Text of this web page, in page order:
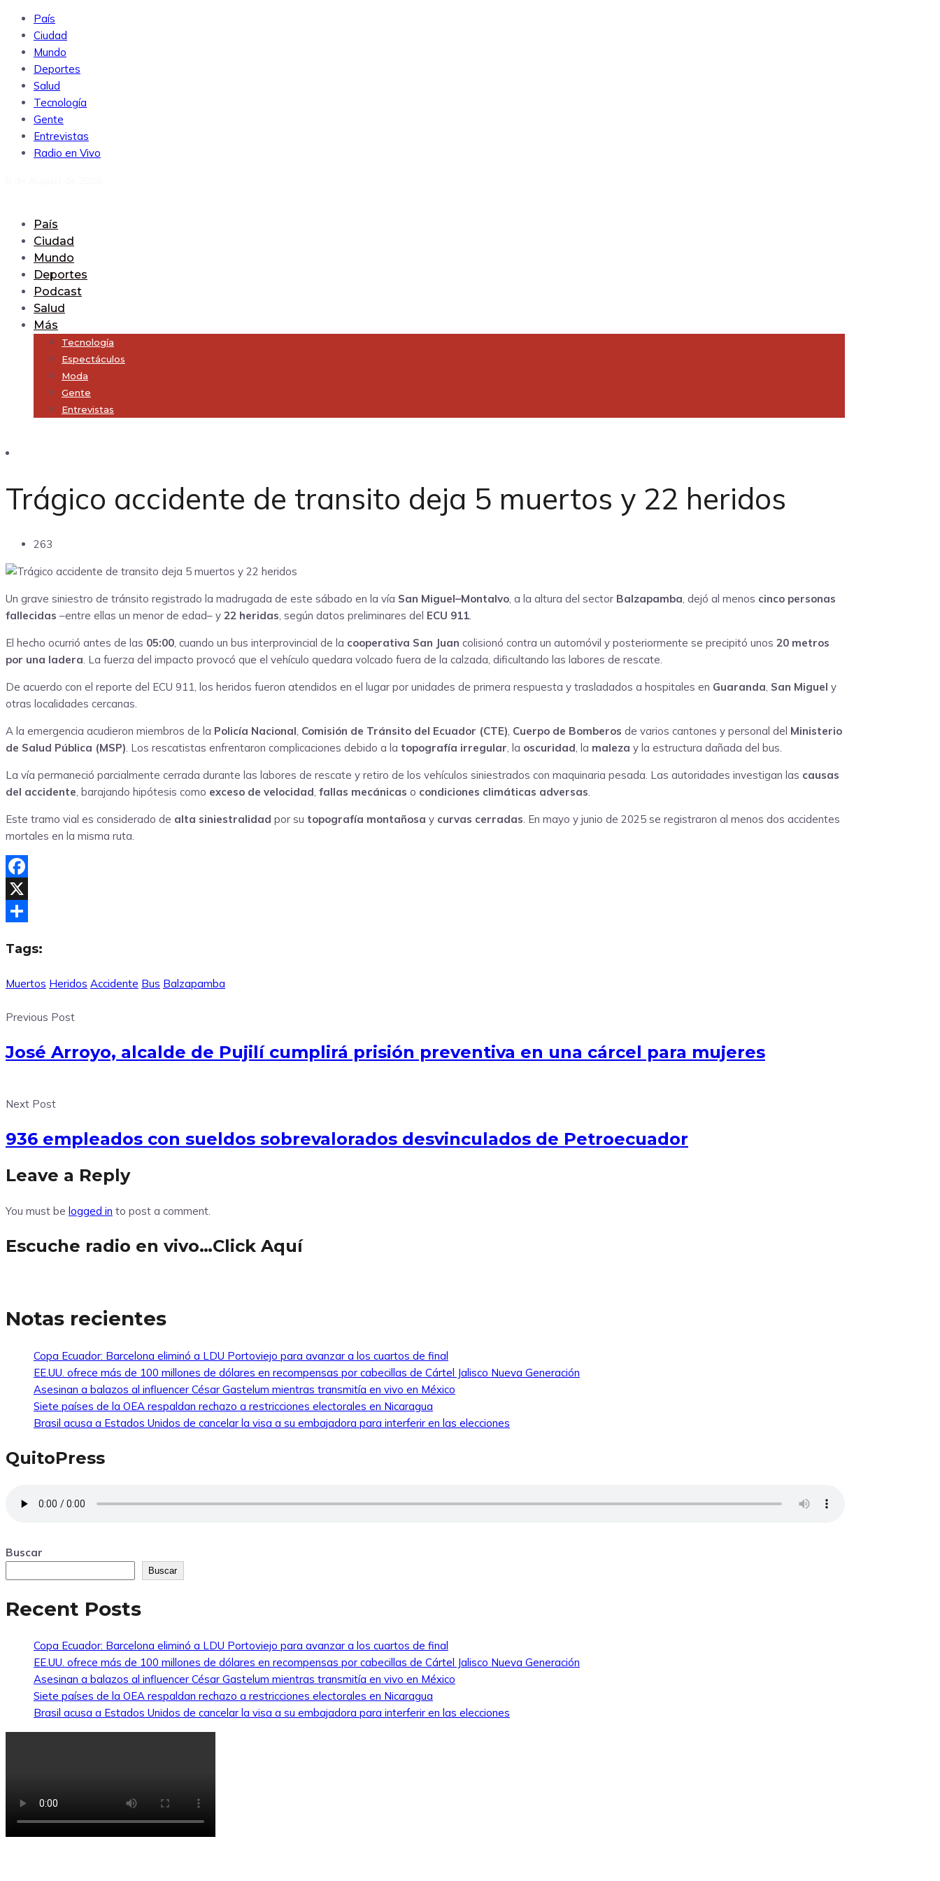
País
Ciudad
Mundo
Deportes
Salud
Tecnología
Gente
Entrevistas
Radio en Vivo
País
Ciudad
Mundo
Deportes
Podcast
Salud
Más
Tecnología
Espectáculos
Moda
Gente
Entrevistas
Trágico accidente de transito deja 5 muertos y 22 heridos
263
Un grave siniestro de tránsito registrado la madrugada de este sábado en la vía San Miguel–Montalvo, a la altura del sector Balzapamba, dejó al menos cinco personas
fallecidas –entre ellas un menor de edad– y 22 heridas, según datos preliminares del ECU 911.
El hecho ocurrió antes de las 05:00, cuando un bus interprovincial de la cooperativa San Juan colisionó contra un automóvil y posteriormente se precipitó unos 20 metros
por una ladera. La fuerza del impacto provocó que el vehículo quedara volcado fuera de la calzada, dificultando las labores de rescate.
De acuerdo con el reporte del ECU 911, los heridos fueron atendidos en el lugar por unidades de primera respuesta y trasladados a hospitales en Guaranda, San Miguel y
otras localidades cercanas.
A la emergencia acudieron miembros de la Policía Nacional, Comisión de Tránsito del Ecuador (CTE), Cuerpo de Bomberos de varios cantones y personal del Ministerio
de Salud Pública (MSP). Los rescatistas enfrentaron complicaciones debido a la topografía irregular, la oscuridad, la maleza y la estructura dañada del bus.
La vía permaneció parcialmente cerrada durante las labores de rescate y retiro de los vehículos siniestrados con maquinaria pesada. Las autoridades investigan las causas
del accidente, barajando hipótesis como exceso de velocidad, fallas mecánicas o condiciones climáticas adversas.
Este tramo vial es considerado de alta siniestralidad por su topografía montañosa y curvas cerradas. En mayo y junio de 2025 se registraron al menos dos accidentes
mortales en la misma ruta.
Facebook
X
Tags:
Muertos Heridos Accidente Bus Balzapamba
Previous Post
José Arroyo, alcalde de Pujilí cumplirá prisión preventiva en una cárcel para mujeres
Next Post
936 empleados con sueldos sobrevalorados desvinculados de Petroecuador
Leave a Reply
You must be logged in to post a comment.
Escuche radio en vivo…Click Aquí
Notas recientes
Copa Ecuador: Barcelona eliminó a LDU Portoviejo para avanzar a los cuartos de final
EE.UU. ofrece más de 100 millones de dólares en recompensas por cabecillas de Cártel Jalisco Nueva Generación
Asesinan a balazos al influencer César Gastelum mientras transmitía en vivo en México
Siete países de la OEA respaldan rechazo a restricciones electorales en Nicaragua
Brasil acusa a Estados Unidos de cancelar la visa a su embajadora para interferir en las elecciones
QuitoPress
Buscar
Buscar
Recent Posts
Copa Ecuador: Barcelona eliminó a LDU Portoviejo para avanzar a los cuartos de final
EE.UU. ofrece más de 100 millones de dólares en recompensas por cabecillas de Cártel Jalisco Nueva Generación
Asesinan a balazos al influencer César Gastelum mientras transmitía en vivo en México
Siete países de la OEA respaldan rechazo a restricciones electorales en Nicaragua
Brasil acusa a Estados Unidos de cancelar la visa a su embajadora para interferir en las elecciones